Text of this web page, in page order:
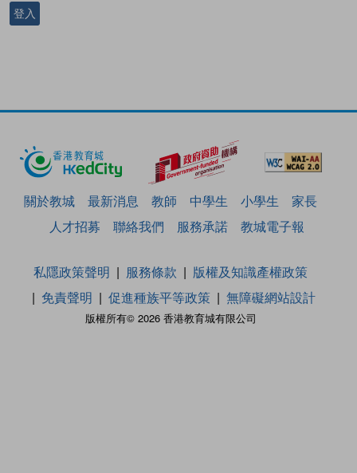
登入
關於教城 最新消息 教師 中學生 小學生
家長
人才招募
聯絡我們 服務承諾 教城電子報
版權所有© 2026 香港教育城有限公司
私隱政策聲明 服務條款
版權及知識產權政策
免責聲明
促進種族平等政策 無障礙網站設計